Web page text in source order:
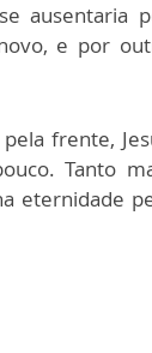
ausentaria
e por
frente,
Tanto
eternidade